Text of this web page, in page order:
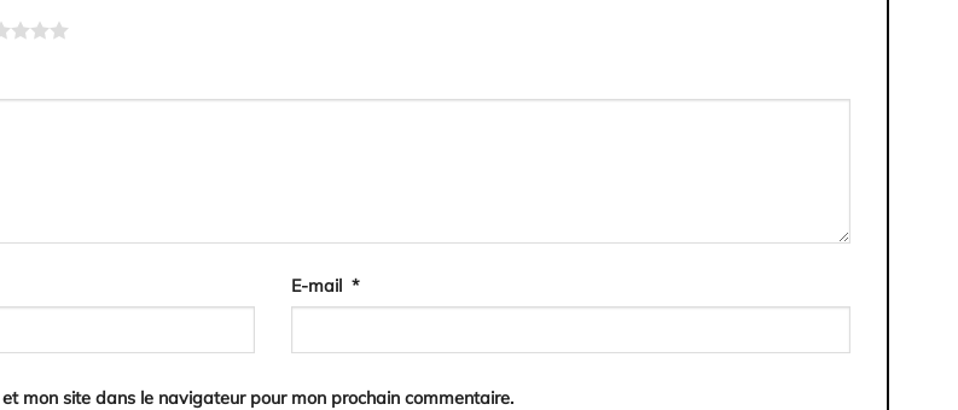
E-mail *
mon site dans le navigateur pour mon prochain commentaire.